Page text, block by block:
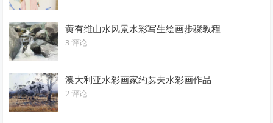
黄有维山水风景水彩写生绘画步骤教程
3 评论
澳大利亚水彩画家约瑟夫水彩画作品
2 评论